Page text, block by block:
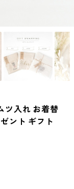
ツ入れ お着替
ント ギフト